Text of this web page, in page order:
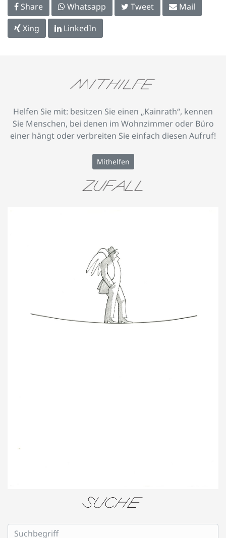
Share Whatsapp Tweet
Mail
Xing
LinkedIn
Helfen Sie mit: besitzen Sie einen „Kainrath“, kennen
Sie Menschen, bei denen im Wohnzimmer oder Büro
einer hängt oder verbreiten Sie einfach diesen Aufruf!
Mithelfen